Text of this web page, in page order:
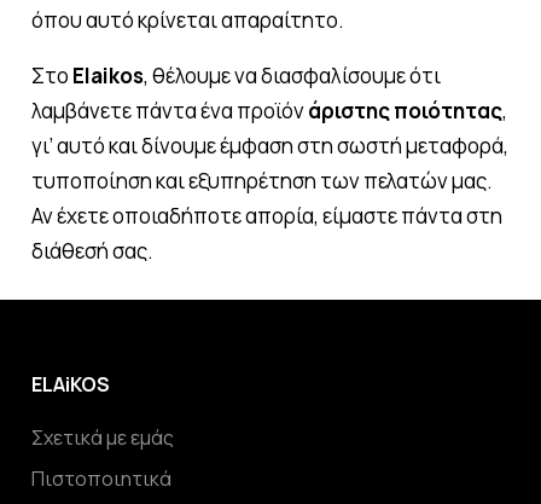
όπου αυτό κρίνεται απαραίτητο.
Στο Elaikos, θέλουμε να διασφαλίσουμε ότι
λαμβάνετε πάντα ένα προϊόνάριστης ποιότητας,
γι’ αυτό και δίνουμε έμφαση στη σωστή μεταφορά,
τυποποίηση και εξυπηρέτηση των πελατών μας.
Αν έχετε οποιαδήποτε απορία, είμαστε πάντα στη
διάθεσή σας.
ELAiKOS
Σχετικά με εμάς
Πιστοποιητικά